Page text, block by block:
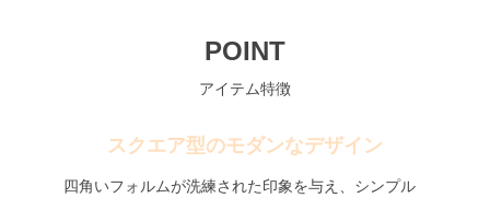
POINT
アイテム特徴
スクエア型のモダンなデザイン
四角いフォルムが洗練された印象を与え、シンプル